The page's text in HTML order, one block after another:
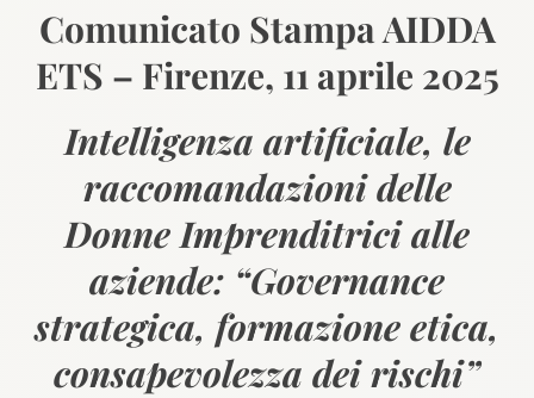
Comunicato Stampa AIDDA
ETS – Firenze, 11 aprile 2025
Intelligenza artificiale, le
raccomandazioni delle
Donne Imprenditrici alle
aziende: “Governance
strategica, formazione etica,
consapevolezza dei rischi”